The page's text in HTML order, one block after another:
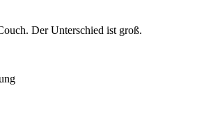
Der Unterschied ist groß.